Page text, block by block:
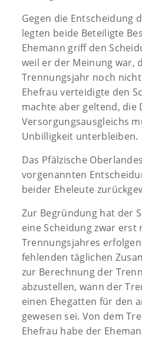
Gegen die Entscheidung
legten beide Beteiligte
Ehemann griff den
weil er der Meinung war,
Trennungsjahr noch
Ehefrau verteidigte den
machte aber geltend, die
Versorgungsausgleichs
Unbilligkeit unterbleiben.
Das Pfälzische
vorgenannten
beider Eheleute
Zur Begründung hat der
eine Scheidung zwar erst
Trennungsjahres
fehlenden täglichen
zur Berechnung der
abzustellen, wann der
einen Ehegatten für den
gewesen sei. Von dem
Ehefrau habe der